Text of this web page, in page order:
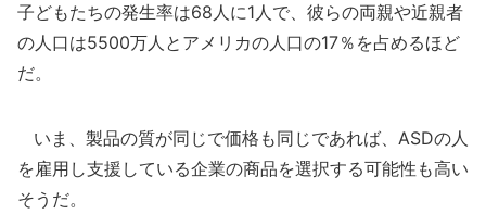
子どもたちの発生率は68人に1人で、彼らの両親や近親者
の人口は5500万人とアメリカの人口の17％を占めるほど
だ。
いま、製品の質が同じで価格も同じであれば、ASDの人
を雇用し支援している企業の商品を選択する可能性も高い
そうだ。